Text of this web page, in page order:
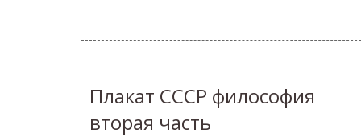
Плакат СССР философия
вторая часть